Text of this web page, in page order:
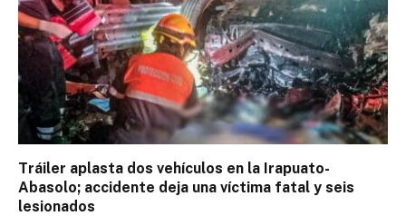
Tráiler aplasta dos vehículos en la Irapuato-
Abasolo; accidente deja una víctima fatal y seis
lesionados